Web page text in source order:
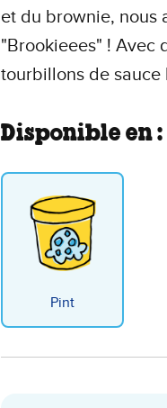
et du brownie, nous
"Brookieees" ! Avec
tourbillons de sauce
Disponible en :
Pint